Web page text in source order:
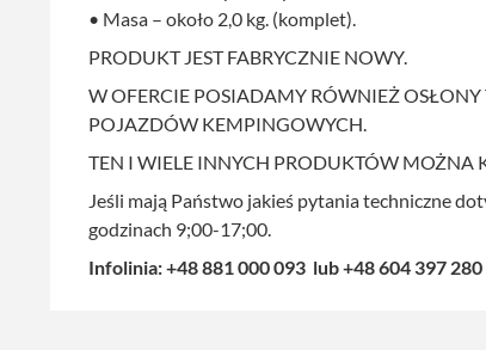
• Masa – około 2,0 kg. (komplet).
PRODUKT JEST FABRYCZNIE NOWY.
W OFERCIE POSIADAMY RÓWNIEŻ
POJAZDÓW KEMPINGOWYCH.
TEN I WIELE INNYCH PRODUKTÓW MOŻNA
Jeśli mają Państwo jakieś pytania techniczne
godzinach 9;00-17;00.
Infolinia: +48 881 000 093 lub +48 604 397 280